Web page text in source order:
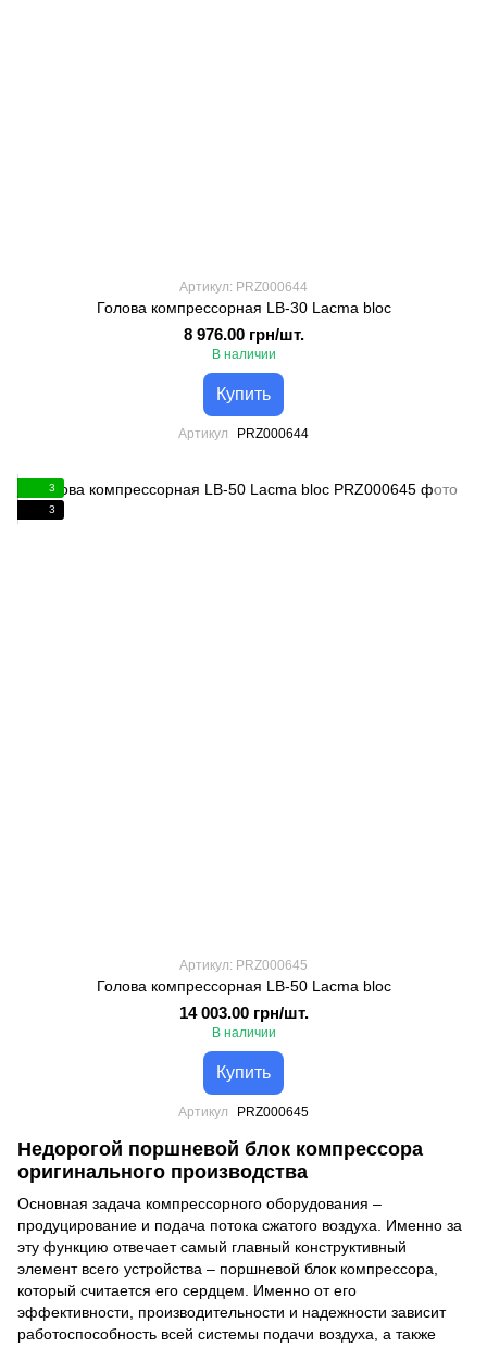
Артикул: PRZ000644
Голова компрессорная LB-30 Lacma bloc
8 976.00 грн/шт.
В наличии
Купить
Артикул PRZ000644
3
3
Артикул: PRZ000645
Голова компрессорная LB-50 Lacma bloc
14 003.00 грн/шт.
В наличии
Купить
Артикул PRZ000645
Недорогой поршневой блок компрессора
оригинального производства
Основная задача компрессорного оборудования –
продуцирование и подача потока сжатого воздуха. Именно за
эту функцию отвечает самый главный конструктивный
элемент всего устройства – поршневой блок компрессора,
который считается его сердцем. Именно от его
эффективности, производительности и надежности зависит
работоспособность всей системы подачи воздуха, а также